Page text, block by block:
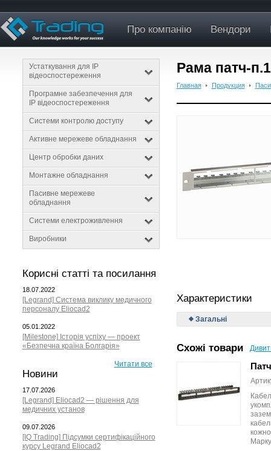
Про компанію Вендори
Устаткування для IP
відеоспостереження
Програмне забезпечення для
IP відеоспостереження
Системи контролю доступу
Активне мережеве обладнання
Центр обробки даних
Монтажне обладнання
Пасивне мережеве
обладнання
Системи електроживлення
Виробники
Корисні статті та посилання
18.07.2022
[Legrand] Система виклику медичного
персоналу Eliocad2
05.01.2022
[Milestone] Історія успіху — проект
«Безпечна країна Болгарія»
Читати все
Новини
17.07.2026
[Legrand] Eliocad2 — рішення для
медичних установ
09.07.2026
[IQ Trading] Підсумки сертифікаційного
курсу Legrand Eliocad2
Рама патч-
Главная Продукция
Характеристики
Загальні
Схожі товари